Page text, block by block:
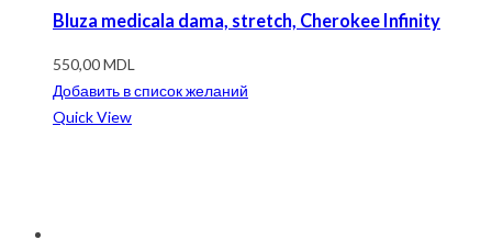
Bluza medicala dama, stretch, Cherokee Infinity
550,00MDL
Добавить в список желаний
Quick View